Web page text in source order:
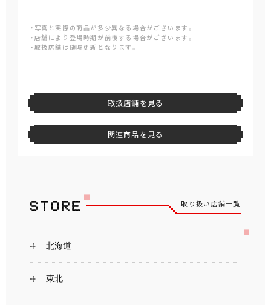
・写真と実際の商品が多少異なる場合がございます。
・店舗により登場時期が前後する場合がございます。
・取扱店舗は随時更新となります。
取扱店舗を見る
関連商品を見る
取り扱い店舗一覧
北海道
東北